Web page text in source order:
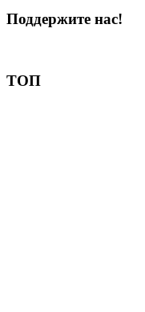
Поддержите нас!
ТОП